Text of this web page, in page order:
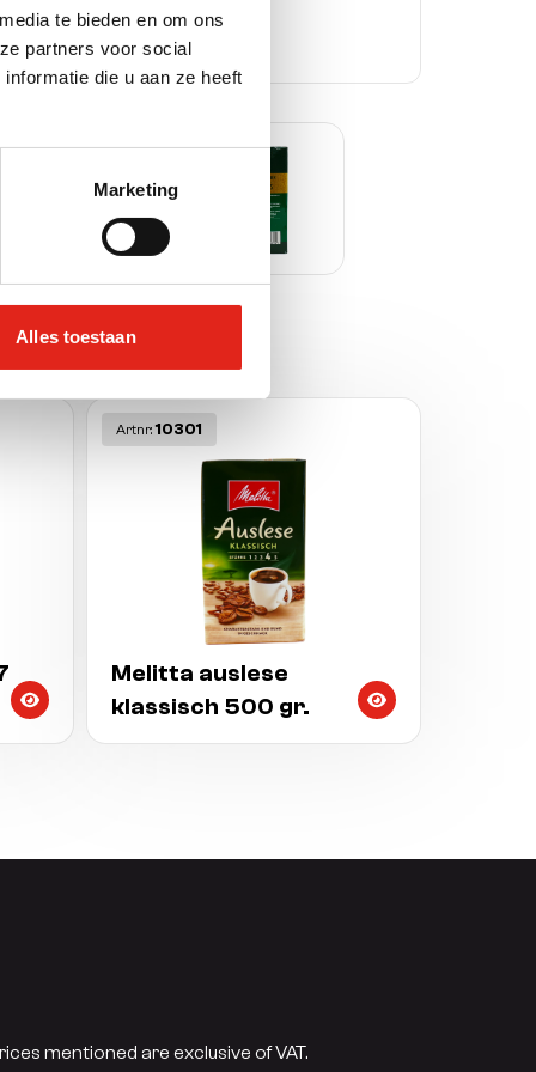
te bieden en om ons
partners voor social
die u aan ze heeft
Marketing
Alles toestaan
Artnr: 10301
Melitta auslese
klassisch 500 gr.
mentioned are exclusive of VAT.